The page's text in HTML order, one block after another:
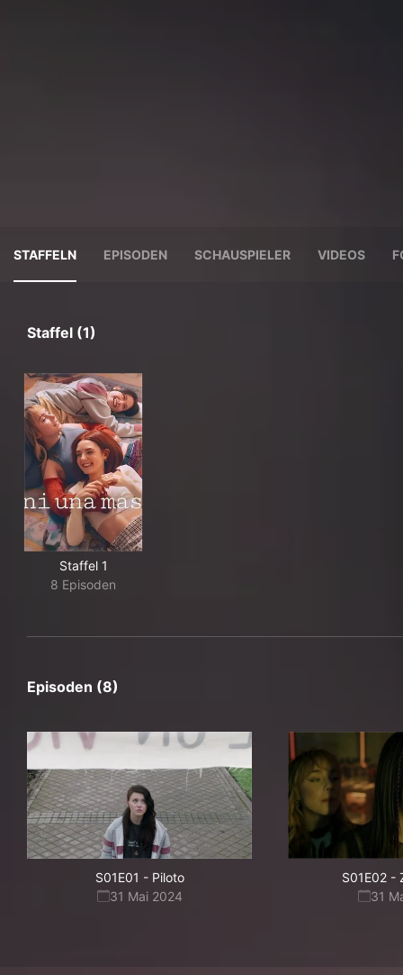
STAFFELN EPISODEN SCHAUSPIELER VIDEOS
Staffel (1)
Staffel 1
8 Episoden
Episoden (8)
S01E01 - Piloto
31 Mai 2024
S01E02 -
31